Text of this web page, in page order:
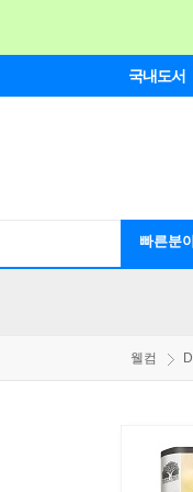
국내도서
빠른분
웰컴